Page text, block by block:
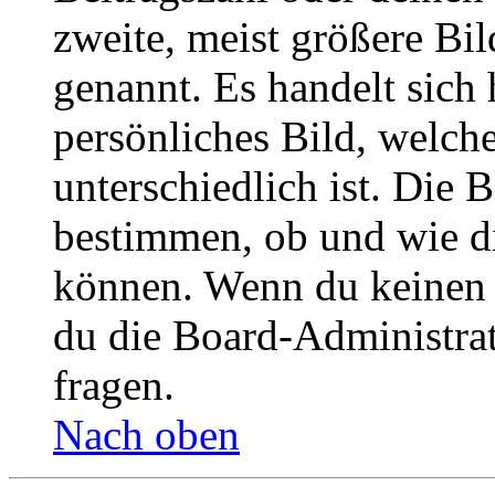
zweite, meist größere
genannt. Es handelt
persönliches Bild,
unterschiedlich ist. Die
bestimmen, ob und wie
können. Wenn du
du die Board-
fragen.
Nach oben